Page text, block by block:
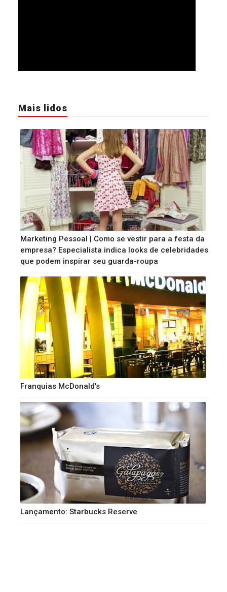
Mais lidos
Marketing Pessoal | Como se vestir para a festa da
empresa? Especialista indica looks de celebridades
que podem inspirar seu guarda-roupa
Franquias McDonald's
Lançamento: Starbucks Reserve